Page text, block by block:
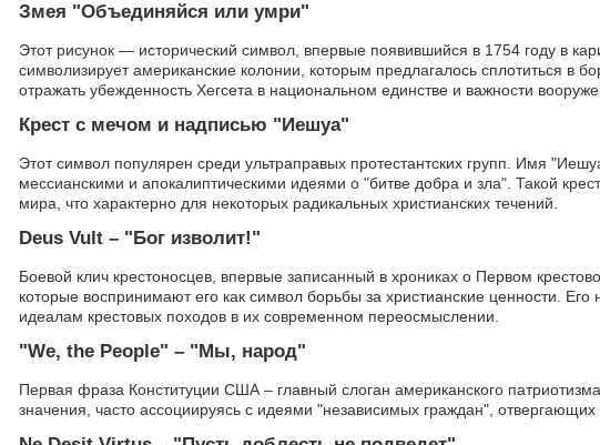
Змея "Объединяйся или умри"
Этот рисунок — исторический символ, впервые появившийся в 1754 году в
символизирует американские колонии, которым предлагалось сплотиться в
отражать убежденность Хегсета в национальном единстве и важности
Крест с мечом и надписью "Иешуа"
Этот символ популярен среди ультраправых протестантских групп. Имя
мессианскими и апокалиптическими идеями о "битве добра и зла". Такой
мира, что характерно для некоторых радикальных христианских течений.
Deus Vult – "Бог изволит!"
Боевой клич крестоносцев, впервые записанный в хрониках о Первом
которые воспринимают его как символ борьбы за христианские ценности.
идеалам крестовых походов в их современном переосмыслении.
"We, the People" – "Мы, народ"
Первая фраза Конституции США – главный слоган американского
значения, часто ассоциируясь с идеями "независимых граждан", отвергающих